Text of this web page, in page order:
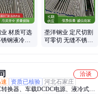
材质可选
钢液冷管
垄洋钢业 定尺切割
可零切 无缝不锈钢
洽谈
资质已核验 河北石家庄
换器、车载DCDC电源、液冷式车